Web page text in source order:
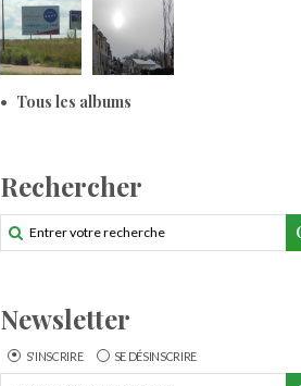
Tous les albums
Rechercher
Newsletter
S'INSCRIRE SE DÉSINSCRIRE